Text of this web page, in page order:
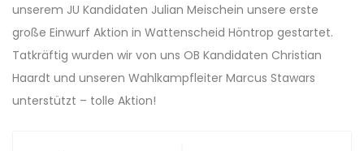
unserem JU Kandidaten Julian Meischein unsere erste
große Einwurf Aktion in Wattenscheid Höntrop gestartet.
Tatkräftig wurden wir von uns OB Kandidaten Christian
Haardt und unseren Wahlkampfleiter Marcus Stawars
unterstützt – tolle Aktion!